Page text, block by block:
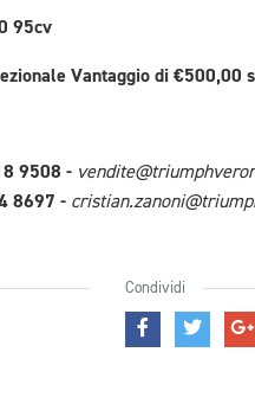
95cv
Vantaggio di €500,00
9508 -
8697 -
Condividi